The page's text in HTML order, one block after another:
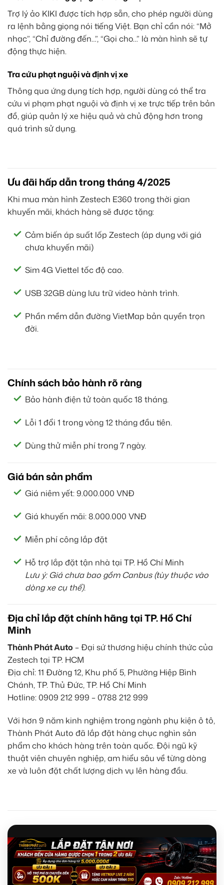
Trợ lý ảo KIKI được tích hợp sẵn, cho phép người dùng
ra lệnh bằng giọng nói tiếng Việt. Bạn chỉ cần nói: “Mở
nhạc”, “Chỉ đường đến…”, “Gọi cho…” là màn hình sẽ tự
động thực hiện.
Tra cứu phạt nguội và định vị xe
Thông qua ứng dụng tích hợp, người dùng có thể tra
cứu vi phạm phạt nguội và định vị xe trực tiếp trên bản
đồ, giúp quản lý xe hiệu quả và chủ động hơn trong
quá trình sử dụng.
Ưu đãi hấp dẫn trong tháng 4/2025
Khi mua màn hình Zestech E360 trong thời gian
khuyến mãi, khách hàng sẽ được tặng:
Cảm biến áp suất lốp Zestech (áp dụng với giá
chưa khuyến mãi)
Sim 4G Viettel tốc độ cao.
USB 32GB dùng lưu trữ video hành trình.
Phần mềm dẫn đường VietMap bản quyền trọn
đời.
Chính sách bảo hành rõ ràng
Bảo hành điện tử toàn quốc 18 tháng.
Lỗi 1 đổi 1 trong vòng 12 tháng đầu tiên.
Dùng thử miễn phí trong 7 ngày.
Giá bán sản phẩm
Giá niêm yết: 9.000.000 VNĐ
Giá khuyến mãi: 8.000.000 VNĐ
Miễn phí công lắp đặt
Hỗ trợ lắp đặt tận nhà tại TP. Hồ Chí Minh
Lưu ý: Giá chưa bao gồm Canbus (tùy thuộc vào
dòng xe cụ thể).
Địa chỉ lắp đặt chính hãng tại TP. Hồ Chí
Minh
Thành Phát Auto – Đại sứ thương hiệu chính thức của
Zestech tại TP. HCM
Địa chỉ: 11 Đường 12, Khu phố 5, Phường Hiệp Bình
Chánh, TP. Thủ Đức, TP. Hồ Chí Minh
Hotline: 0909 212 999 – 0788 212 999
Với hơn 9 năm kinh nghiệm trong ngành phụ kiện ô tô,
Thành Phát Auto đã lắp đặt hàng chục nghìn sản
phẩm cho khách hàng trên toàn quốc. Đội ngũ kỹ
thuật viên chuyên nghiệp, am hiểu sâu về từng dòng
xe và luôn đặt chất lượng dịch vụ lên hàng đầu.